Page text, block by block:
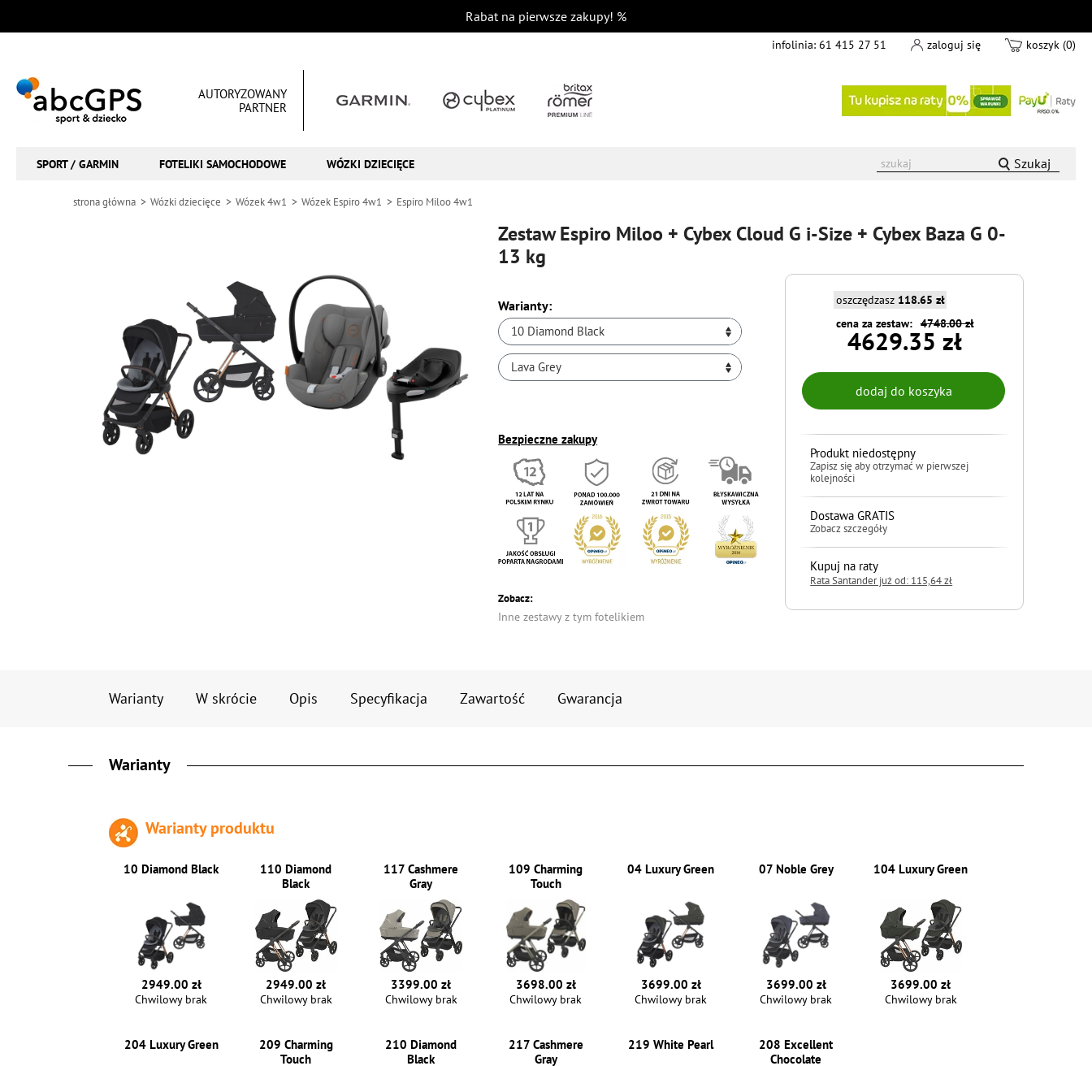
Rabat na pierwsze zakupy! %
infolinia: 61 415 27 51 zaloguj się koszyk (0)
AUTORYZOWANY
PARTNER
SPORT / GARMIN FOTELIKI SAMOCHODOWE WÓZKI DZIECIĘCE Szukaj
strona główna Wózki dziecięce Wózek 4w1 Wózek Espiro 4w1 Espiro Miloo 4w1
Zestaw Espiro Miloo + Cybex Cloud G i-Size + Cybex Baza G 0-
13 kg
Warianty:
10 Diamond Black
Lava Grey
Bezpieczne zakupy
Zobacz:
Inne zestawy z tym fotelikiem
oszczędzasz 118.65 zł
4748.00 zł
cena za zestaw:
4629.35 zł
Produkt niedostępny
Zapisz się aby otrzymać w pierwszej
kolejności
Dostawa GRATIS
Zobacz szczegóły
Kupuj na raty
Rata Santander już od: 115,64 zł
Warianty W skrócie Opis Specyfikacja Zawartość Gwarancja
Warianty
Warianty produktu
10 Diamond Black
2949.00 zł
Chwilowy brak
110 Diamond
Black
2949.00 zł
Chwilowy brak
117 Cashmere
Gray
3399.00 zł
Chwilowy brak
109 Charming
Touch
3698.00 zł
Chwilowy brak
04 Luxury Green
3699.00 zł
Chwilowy brak
07 Noble Grey
3699.00 zł
Chwilowy brak
104 Luxury Green
3699.00 zł
Chwilowy brak
204 Luxury Green
209 Charming
Touch
210 Diamond
Black
217 Cashmere
Gray
219 White Pearl
208 Excellent
Chocolate